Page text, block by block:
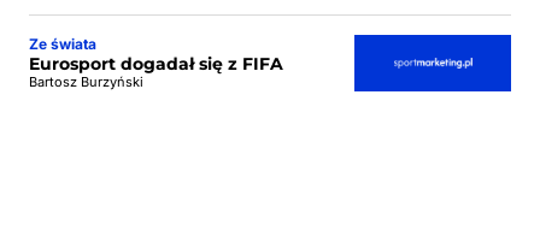
Ze świata
Eurosport dogadał się z FIFA
Bartosz Burzyński